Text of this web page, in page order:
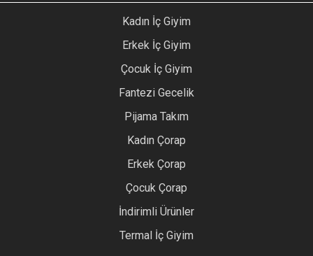
Kadın İç Giyim
Erkek İç Giyim
Çocuk İç Giyim
Fantezi Gecelik
Pijama Takım
Kadın Çorap
Erkek Çorap
Çocuk Çorap
İndirimli Ürünler
Termal İç Giyim